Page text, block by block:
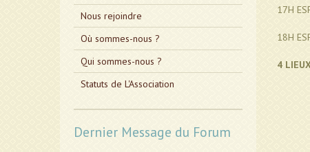
17H
18H
4
Nous rejoindre
Où sommes-nous ?
Qui sommes-nous ?
Statuts de L'Association
Dernier Message du Forum